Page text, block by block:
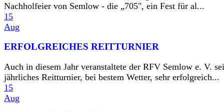
Nachholfeier von Semlow - die „705", ein Fest für al...
15
Aug
ERFOLGREICHES REITTURNIER
Auch in diesem Jahr veranstaltete der RFV Semlow e. V.
jährliches Reitturnier, bei bestem Wetter, sehr erfolgreich...
15
Aug